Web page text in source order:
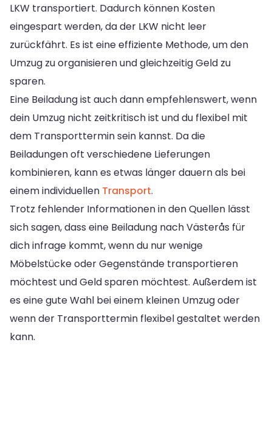
LKW transportiert. Dadurch können Kosten
eingespart werden, da der LKW nicht leer
zurückfährt. Es ist eine effiziente Methode, um den
Umzug zu organisieren und gleichzeitig Geld zu
sparen.
Eine Beiladung ist auch dann empfehlenswert, wenn
dein Umzug nicht zeitkritisch ist und du flexibel mit
dem Transporttermin sein kannst. Da die
Beiladungen oft verschiedene Lieferungen
kombinieren, kann es etwas länger dauern als bei
einem individuellen Transport.
Trotz fehlender Informationen in den Quellen lässt
sich sagen, dass eine Beiladung nach Västerås für
dich infrage kommt, wenn du nur wenige
Möbelstücke oder Gegenstände transportieren
möchtest und Geld sparen möchtest. Außerdem ist
es eine gute Wahl bei einem kleinen Umzug oder
wenn der Transporttermin flexibel gestaltet werden
kann.